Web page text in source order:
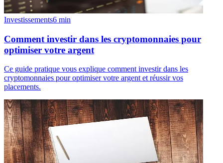
Investissements6 min
Comment investir dans les cryptomonnaies pour
optimiser votre argent
Ce guide pratique vous explique comment investir dans les
cryptomonnaies pour optimiser votre argent et réussir vos
placements.